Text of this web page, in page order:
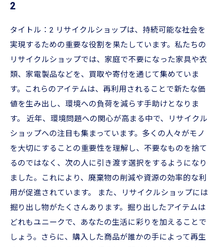
2
タイトル：2 リサイクルショップは、持続可能な社会を
実現するための重要な役割を果たしています。私たちの
リサイクルショップでは、家庭で不要になった家具や衣
類、家電製品などを、買取や寄付を通じて集めていま
す。これらのアイテムは、再利用されることで新たな価
値を生み出し、環境への負荷を減らす手助けとなりま
す。 近年、環境問題への関心が高まる中で、リサイクル
ショップへの注目も集まっています。多くの人々がモノ
を大切にすることの重要性を理解し、不要なものを捨て
るのではなく、次の人に引き渡す選択をするようになり
ました。これにより、廃棄物の削減や資源の効率的な利
用が促進されています。 また、リサイクルショップには
掘り出し物がたくさんあります。掘り出したアイテムは
どれもユニークで、あなたの生活に彩りを加えることで
しょう。さらに、購入した商品が誰かの手によって再生